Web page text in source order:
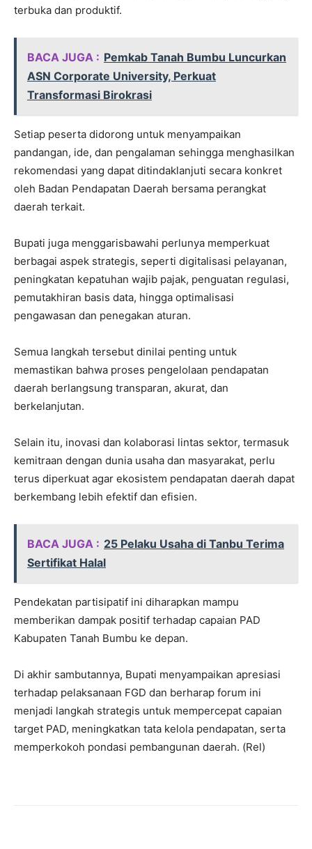
terbuka dan produktif.
BACA JUGA : Pemkab Tanah Bumbu Luncurkan
ASN Corporate University, Perkuat
Transformasi Birokrasi
Setiap peserta didorong untuk menyampaikan
pandangan, ide, dan pengalaman sehingga menghasilkan
rekomendasi yang dapat ditindaklanjuti secara konkret
oleh Badan Pendapatan Daerah bersama perangkat
daerah terkait.
Bupati juga menggarisbawahi perlunya memperkuat
berbagai aspek strategis, seperti digitalisasi pelayanan,
peningkatan kepatuhan wajib pajak, penguatan regulasi,
pemutakhiran basis data, hingga optimalisasi
pengawasan dan penegakan aturan.
Semua langkah tersebut dinilai penting untuk
memastikan bahwa proses pengelolaan pendapatan
daerah berlangsung transparan, akurat, dan
berkelanjutan.
Selain itu, inovasi dan kolaborasi lintas sektor, termasuk
kemitraan dengan dunia usaha dan masyarakat, perlu
terus diperkuat agar ekosistem pendapatan daerah dapat
berkembang lebih efektif dan efisien.
BACA JUGA : 25 Pelaku Usaha di Tanbu Terima
Sertifikat Halal
Pendekatan partisipatif ini diharapkan mampu
memberikan dampak positif terhadap capaian PAD
Kabupaten Tanah Bumbu ke depan.
Di akhir sambutannya, Bupati menyampaikan apresiasi
terhadap pelaksanaan FGD dan berharap forum ini
menjadi langkah strategis untuk mempercepat capaian
target PAD, meningkatkan tata kelola pendapatan, serta
memperkokoh pondasi pembangunan daerah. (Rel)